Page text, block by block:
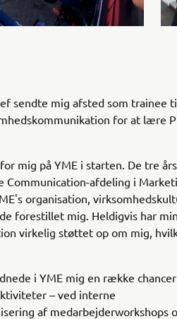
sendte mig afsted som trainee
for at lære
mig på YME i starten. De tre
Communication-afdeling i
organisation,
forestillet mig. Heldigvis har
virkelig støttet op om mig,
i YME mig en række
– ved interne
af medarbejderworkshops